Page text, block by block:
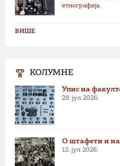
етнографија
ВИШЕ
КОЛУМНЕ
Упис на
29. јул 2026.
О штафети и
12. јул 2026.